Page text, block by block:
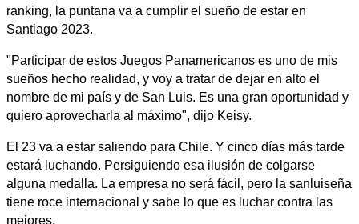
ranking, la puntana va a cumplir el sueño de estar en
Santiago 2023.
"Participar de estos Juegos Panamericanos es uno de mis
sueños hecho realidad, y voy a tratar de dejar en alto el
nombre de mi país y de San Luis. Es una gran oportunidad y
quiero aprovecharla al máximo", dijo Keisy.
El 23 va a estar saliendo para Chile. Y cinco días más tarde
estará luchando. Persiguiendo esa ilusión de colgarse
alguna medalla. La empresa no será fácil, pero la sanluiseña
tiene roce internacional y sabe lo que es luchar contra las
mejores.